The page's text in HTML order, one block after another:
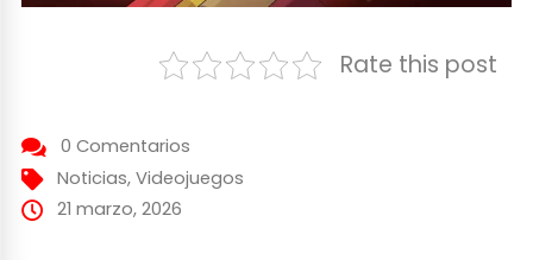
Rate this post
0 Comentarios
Noticias, Videojuegos
21 marzo, 2026